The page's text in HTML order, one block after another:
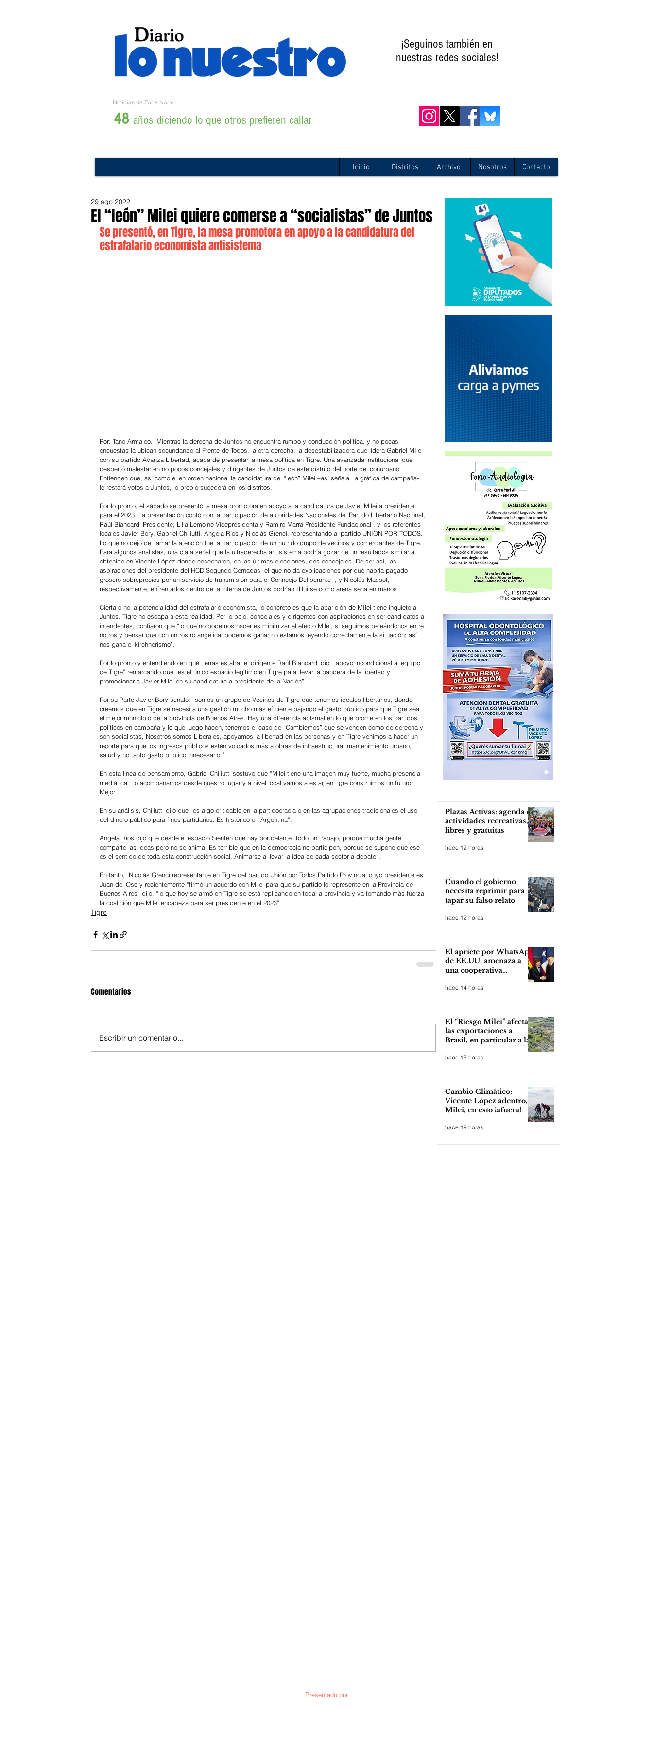
¡Seguinos también en
nuestras redes sociales!
Noticias de Zona Norte
48 años diciendo lo que otros prefieren callar
Inicio Distritos Archivo Nosotros Contacto
El “león” Milei quiere comerse a “socialistas” de Juntos
29 ago 2022
Se presentó, en Tigre, la mesa promotora en apoyo a la candidatura del
estrafalario economista antisistema
Por: Tano Armaleo.- Mientras la derecha de Juntos no encuentra rumbo y conducción política, y no pocas
encuestas la ubican secundando al Frente de Todos, la otra derecha, la desestabilizadora que lidera Gabriel MIlei
con su partido Avanza Libertad, acaba de presentar la mesa política en Tigre. Una avanzada institucional que
despertó malestar en no pocos concejales y dirigentes de Juntos de este distrito del norte del conurbano.
Entienden que, así como el en orden nacional la candidatura del “león” Milei –así señala  la gráfica de campaña-
le restará votos a Juntos, lo propio sucederá en los distritos.
Por lo pronto, el sábado se presentó la mesa promotora en apoyo a la candidatura de Javier Milei a presidente
para el 2023. La presentación contó con la participación de autoridades Nacionales del Partido Libertario Nacional,
Raúl Biancardi Presidente, Lilia Lemoine Vicepresidenta y Ramiro Marra Presidente Fundacional , y los referentes
locales Javier Bory, Gabriel Chiliutti, Ángela Ríos y Nicolás Grenci, representando al partido UNION POR TODOS.
Lo que no dejó de llamar la atención fue la participación de un nutrido grupo de vecinos y comerciantes de Tigre.
Para algunos analistas, una clara señal que la ultraderecha antisistema podría gozar de un resultados similar al
obtenido en Vicente López donde cosecharon, en las últimas elecciones, dos concejales. De ser así, las
aspiraciones del presidente del HCD Segundo Cernadas -el que no da explicaciones por qué habría pagado
grosero sobreprecios por un servicio de transmisión para el Conncejo Deliberante- , y Nicolás Massot,
respectivamente, enfrentados dentro de la interna de Juntos podrían diluirse como arena seca en manos
Cierta o no la potencialidad del estrafalario economista, lo concreto es que la aparición de MIlei tiene inquieto a
Juntos. Tigre no escapa a esta realidad. Por lo bajo, concejales y dirigentes con aspiraciones en ser candidatos a
intendentes, confiaron que “lo que no podemos hacer es minimizar el efecto Milei, si seguimos peleándonos entre
notros y pensar que con un rostro angelical podemos ganar no estamos leyendo correctamente la situación; así
nos gana el kirchnerismo”.
Por lo pronto y entendiendo en qué tierras estaba, el dirigente Raúl Biancardi dio  “apoyo incondicional al equipo
de Tigre” remarcando que “es el único espacio legítimo en Tigre para llevar la bandera de la libertad y
promocionar a Javier Milei en su candidatura a presidente de la Nación”.
Por su Parte Javier Bory señaló: “somos un grupo de Vecinos de Tigre que tenemos ideales libertarios, donde
creemos que en Tigre se necesita una gestión mucho más eficiente bajando el gasto público para que Tigre sea
el mejor municipio de la provincia de Buenos Aires. Hay una diferencia abismal en lo que prometen los partidos
políticos en campaña y lo que luego hacen, tenemos el caso de “Cambiemos” que se venden como de derecha y
son socialistas, Nosotros somos Liberales, apoyamos la libertad en las personas y en Tigre venimos a hacer un
recorte para que los ingresos públicos estén volcados más a obras de infraestructura, mantenimiento urbano,
salud y no tanto gasto publico innecesario.”
En esta línea de pensamiento, Gabriel Chiliutti sostuvo que “Milei tiene una imagen muy fuerte, mucha presencia
mediática. Lo acompañamos desde nuestro lugar y a nivel local vamos a estar, en tigre construimos un futuro
Mejor”.
En su análisis, Chiliutti dijo que “es algo criticable en la partidocracia o en las agrupaciones tradicionales el uso
del dinero público para fines partidarios. Es histórico en Argentina”.
Angela Rios dijo que desde el espacio Sienten que hay por delante “todo un trabajo, porque mucha gente
comparte las ideas pero no se anima. Es terrible que en la democracia no participen, porque se supone que ese
es el sentido de toda esta construcción social. Animarse a llevar la idea de cada sector a debate”.
En tanto,  Nicolás Grenci representante en Tigre del partido Unión por Todos Partido Provincial cuyo presidente es
Juan del Oso y recientemente “firmó un acuerdo con Milei para que su partido lo represente en la Provincia de
Buenos Aires” dijo, “lo que hoy se armó en Tigre se está replicando en toda la provincia y va tomando más fuerza
la coalición que Milei encabeza para ser presidente en el 2023”
Tigre
Comentarios
Escribir un comentario...
Plazas Activas: agenda de
actividades recreativas,
libres y gratuitas
hace 12 horas
Cuando el gobierno
necesita reprimir para
tapar su falso relato
hace 12 horas
El apriete por WhatsApp
de EE.UU. amenaza a
una cooperativa
argentina para boicotear
a Huawei
hace 14 horas
El “Riesgo Milei” afecta
las exportaciones a
Brasil, en particular a la
industria automotriz de
la provincia
hace 15 horas
Cambio Climático:
Vicente López adentro,
Milei, en esto ¡afuera!
hace 19 horas
Presentado por